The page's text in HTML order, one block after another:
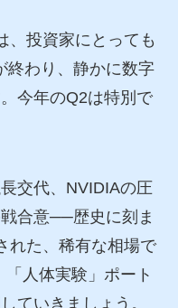
、投資家にとっても
終わり、静かに数字
今年のQ2は特別で
交代、NVIDIAの圧
合意──歴史に刻ま
れた、稀有な相場で
人体実験」ポート
ていきましょう。